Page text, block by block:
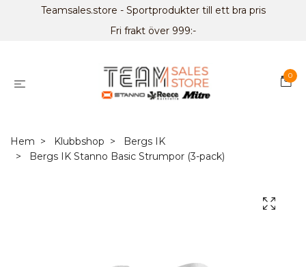
Teamsales.store - Sportprodukter till ett bra pris
Fri frakt över 999:-
0
Hem Klubbshop
Bergs IK
Bergs IK Stanno Basic Strumpor (3-pack)